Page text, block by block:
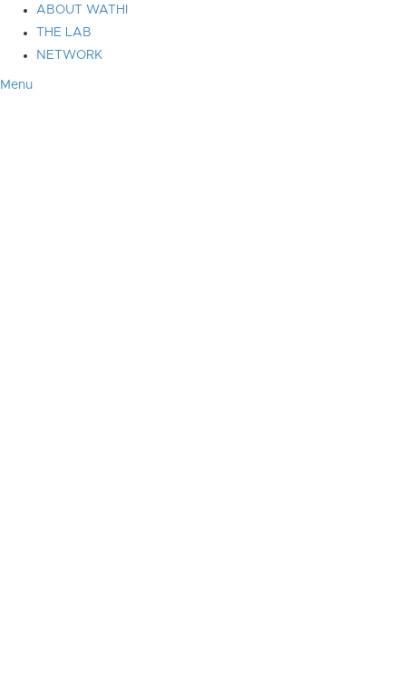
ABOUT WATHI
THE LAB
NETWORK
Menu